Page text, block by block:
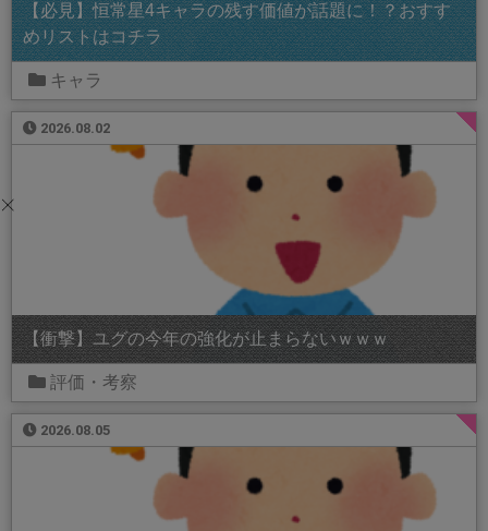
【必見】恒常星4キャラの残す価値が話題に！？おすす
めリストはコチラ
キャラ
2026.08.02
【衝撃】ユグの今年の強化が止まらないｗｗｗ
評価・考察
2026.08.05